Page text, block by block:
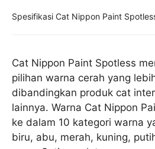
Cat Nippon Paint Spotless
pilihan warna cerah yang
dibandingkan produk cat
lainnya. Warna Cat Nippon
ke dalam 10 kategori warna
biru, abu, merah, kuning,
Spesifikasi Cat Nippon Paint